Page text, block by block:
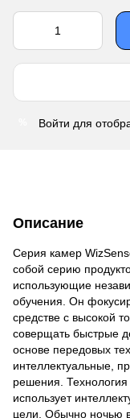
Войти для
Описание
Серия камер
собой серию
использующие
обучения. Он
средстве с высокой
соверщать быстрые
основе передовых
интеллектуальные,
решения.
использует
цели. Обычно ночью